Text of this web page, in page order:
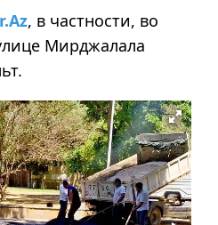
, в частности, во
Мирджалала